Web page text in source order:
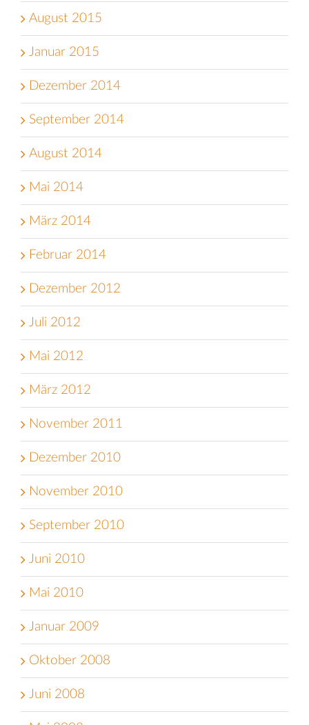
August 2015
Januar 2015
Dezember 2014
September 2014
August 2014
Mai 2014
März 2014
Februar 2014
Dezember 2012
Juli 2012
Mai 2012
März 2012
November 2011
Dezember 2010
November 2010
September 2010
Juni 2010
Mai 2010
Januar 2009
Oktober 2008
Juni 2008